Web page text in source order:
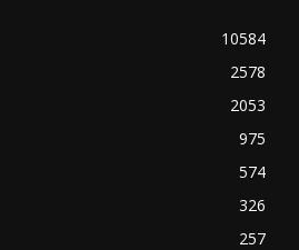
10584
2578
2053
975
574
326
257